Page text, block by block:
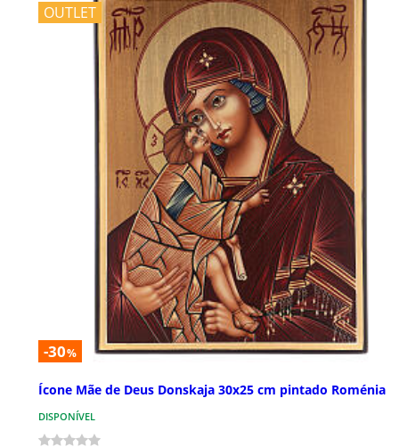
OUTLET
-30%
Ícone Mãe de Deus Donskaja 30x25 cm pintado Roménia
DISPONÍVEL